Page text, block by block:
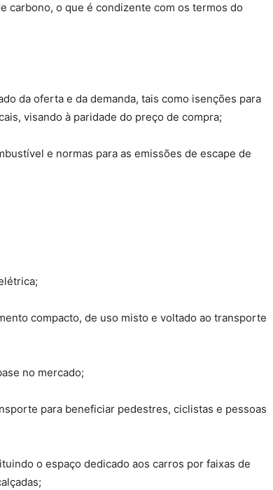
o que é condizente com os termos do
da oferta e da demanda, tais como isenções para
visando à paridade do preço de compra;
e normas para as emissões de escape de
compacto, de uso misto e voltado ao transporte
no mercado;
para beneficiar pedestres, ciclistas e pessoas
o espaço dedicado aos carros por faixas de